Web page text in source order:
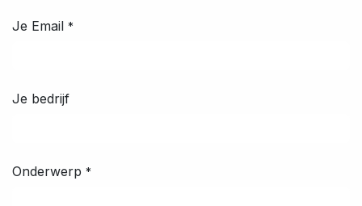
Je Email *
Je bedrijf
Onderwerp *